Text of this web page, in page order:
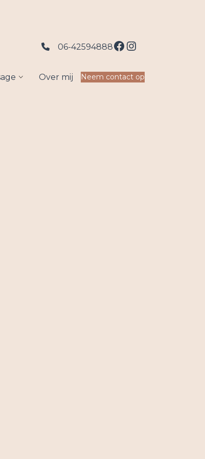
06-42594888Facebook Instagram
Over mij Neem contact op